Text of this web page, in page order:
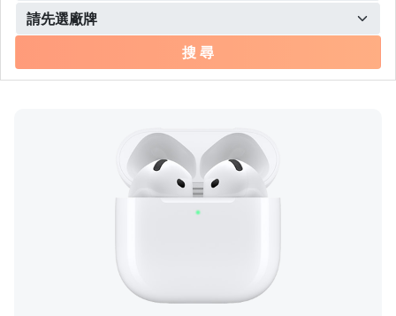
搜 尋